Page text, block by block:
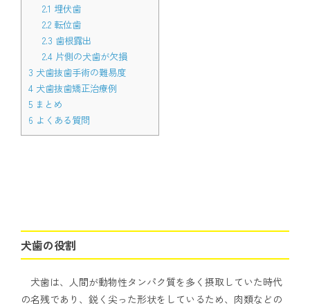
2.1 埋伏歯
2.2転位歯
2.3 歯根露出
2.4片側の犬歯が欠損
3 犬歯抜歯手術の難易度
4 犬歯抜歯矯正治療例
5 まとめ
6 よくある質問
犬歯の役割
犬歯は、人間が動物性タンパク質を多く摂取していた時代
の名残であり、鋭く尖った形状をしているため、肉類などの